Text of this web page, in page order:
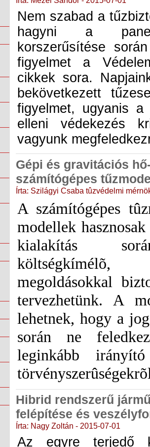
Nem szabad a
hagyni a
korszerűsítése
figyelmet a
cikkek sora.
bekövetkezett
figyelmet, ugyanis
elleni védekezés
vagyunk
Gépi és gravitációs
számítógépes
Írta: Szilágyi Csaba tûzvédelmi
A számítógépes
modellek
kialakítás
megoldásokkal
tervezhetünk. A
lehetnek, hogy a
során ne
leginkább
Hibrid rendszerű
felépítése és
Írta: Nagy Zoltán - 2015-07-01
Az egyre terjedő